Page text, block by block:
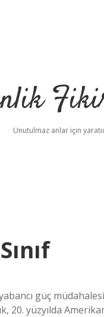
Unutulmaz anlar için
güç
20. yüzyılda